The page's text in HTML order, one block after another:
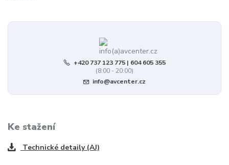
+420 737 123 775 | 604 605 355
(8:00 - 20:00)
info@avcenter.cz
Ke stažení
Technické detaily (AJ)